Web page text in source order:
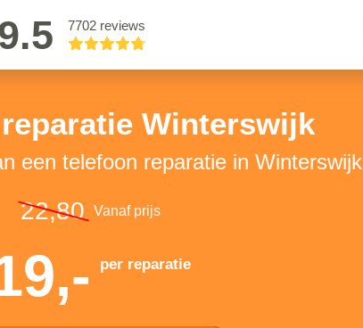
7702 reviews
Winterswijk
een telefoon reparatie in Winterswijk
22,80 Vanaf prijs
per reparatie